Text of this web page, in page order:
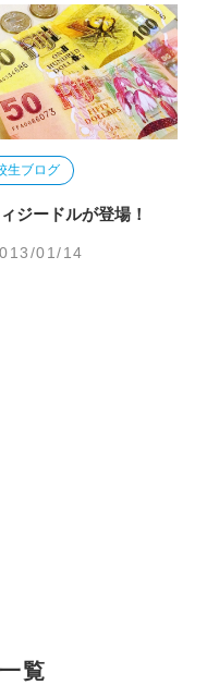
生ブログ
ジードルが登場！
01/14
覧